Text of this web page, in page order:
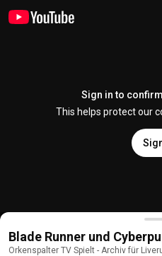
Sign in to
This helps protect our
Blade Runner: Electric
@OrkenspalterTVSpielt 271 likes
Blade Runner und
Orkenspalter TV Spielt - Archiv für